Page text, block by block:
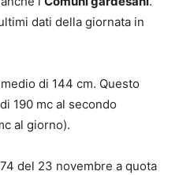
dati della giornata in
di 144 cm. Questo
190 mc al secondo
al giorno).
del 23 novembre a quota